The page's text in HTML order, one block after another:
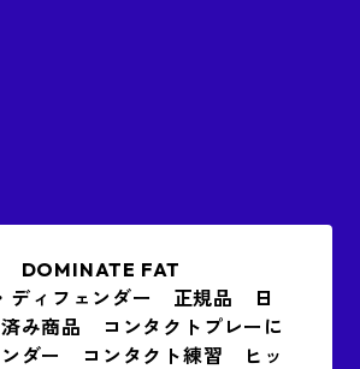
DOMINATE FAT
ディフェンダー 正規品 日
み商品 コンタクトプレーに
ンダー コンタクト練習 ヒッ